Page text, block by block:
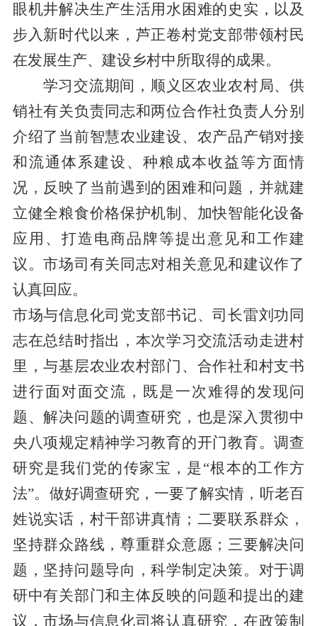
眼机井解决生产生活用水困难的史实，以及
步入新时代以来，芦正卷村党支部带领村民
在发展生产、建设乡村中所取得的成果。
学习交流期间，顺义区农业农村局、供
销社有关负责同志和两位合作社负责人分别
介绍了当前智慧农业建设、农产品产销对接
和流通体系建设、种粮成本收益等方面情
况，反映了当前遇到的困难和问题，并就建
立健全粮食价格保护机制、加快智能化设备
应用、打造电商品牌等提出意见和工作建
议。市场司有关同志对相关意见和建议作了
认真回应。
市场与信息化司党支部书记、司长雷刘功同
志在总结时指出，本次学习交流活动走进村
里，与基层农业农村部门、合作社和村支书
进行面对面交流，既是一次难得的发现问
题、解决问题的调查研究，也是深入贯彻中
央八项规定精神学习教育的开门教育。调查
研究是我们党的传家宝，是“根本的工作方
法”。做好调查研究，一要了解实情，听老百
姓说实话，村干部讲真情；二要联系群众，
坚持群众路线，尊重群众意愿；三要解决问
题，坚持问题导向，科学制定决策。对于调
研中有关部门和主体反映的问题和提出的建
议，市场与信息化司将认真研究，在政策制